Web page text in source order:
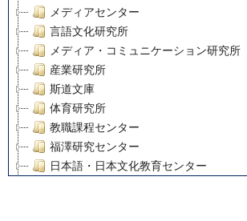
メディアセンター
言語文化研究所
メディア・コミュニケーション研究所
産業研究所
斯道文庫
体育研究所
教職課程センター
福澤研究センター
日本語・日本文化教育センター